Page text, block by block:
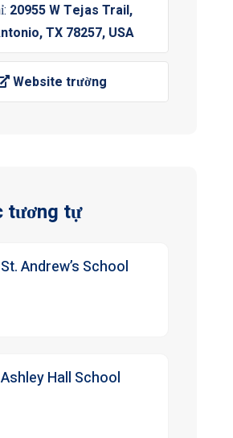
20955 W Tejas Trail,
TX 78257, USA
Website trường
tương tự
St. Andrew’s School
Ashley Hall School